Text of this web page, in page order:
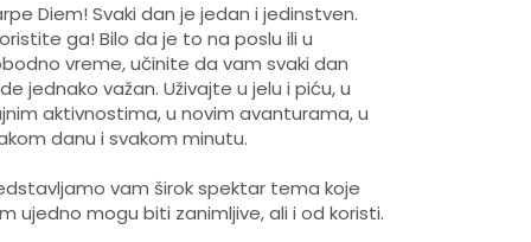
Diem! Svaki dan je jedan i jedinstven.
ga! Bilo da je to na poslu ili u
vreme, učinite da vam svaki dan
jednako važan. Uživajte u jelu i piću, u
aktivnostima, u novim avanturama, u
danu i svakom minutu.
vam širok spektar tema koje
ujedno mogu biti zanimljive, ali i od koristi.